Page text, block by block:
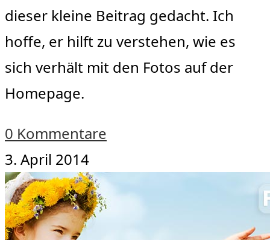
dieser kleine Beitrag gedacht. Ich
hoffe, er hilft zu verstehen, wie es
sich verhält mit den Fotos auf der
Homepage.
0 Kommentare
3. April 2014